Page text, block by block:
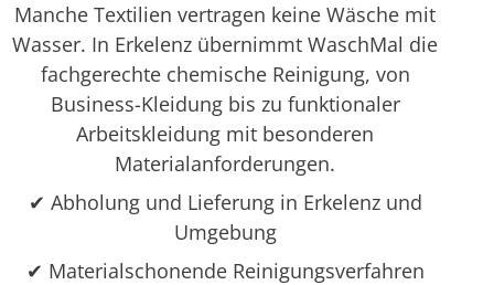
Manche Textilien vertragen keine Wäsche mit
Wasser. In Erkelenz übernimmt WaschMal die
fachgerechte chemische Reinigung, von
Business-Kleidung bis zu funktionaler
Arbeitskleidung mit besonderen
Materialanforderungen.
✔ Abholung und Lieferung in Erkelenz und
Umgebung
✔ Materialschonende Reinigungsverfahren